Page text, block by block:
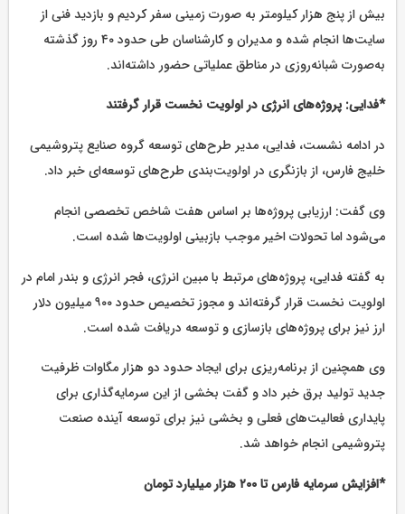
بیش از پنج هزار کیلومتر به صورت زمینی سفر کردیم و بازدید فنی از
سایت‌ها انجام شده و مدیران و کارشناسان طی حدود ۴۰ روز گذشته
به‌صورت شبانه‌روزی در مناطق عملیاتی حضور داشته‌اند.
*فدایی: پروژه‌های انرژی در اولویت نخست قرار گرفتند
در ادامه نشست، فدایی، مدیر طرح‌های توسعه گروه صنایع پتروشیمی
خلیج فارس، از بازنگری در اولویت‌بندی طرح‌های توسعه‌ای خبر داد.
وی گفت: ارزیابی پروژه‌ها بر اساس هفت شاخص تخصصی انجام
می‌شود اما تحولات اخیر موجب بازبینی اولویت‌ها شده است.
به گفته فدایی، پروژه‌های مرتبط با مبین انرژی، فجر انرژی و بندر امام در
اولویت نخست قرار گرفته‌اند و مجوز تخصیص حدود ۹۰۰ میلیون دلار
ارز نیز برای پروژه‌های بازسازی و توسعه دریافت شده است.
وی همچنین از برنامه‌ریزی برای ایجاد حدود دو هزار مگاوات ظرفیت
جدید تولید برق خبر داد و گفت بخشی از این سرمایه‌گذاری برای
پایداری فعالیت‌های فعلی و بخشی نیز برای توسعه آینده صنعت
پتروشیمی انجام خواهد شد.
*افزایش سرمایه فارس تا ۲۰۰ هزار میلیارد تومان